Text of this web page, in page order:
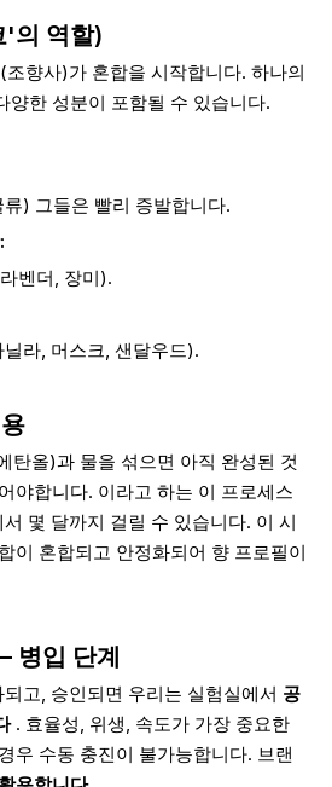
의 역할)
향사)가 혼합을 시작합니다. 하나의
양한 성분이 포함될 수 있습니다.
) 그들은 빨리 증발합니다.
벤더, 장미).
라, 머스크, 샌달우드).
탄올)과 물을 섞으면 아직 완성된 것
야합니다. 이라고 하는 이 프로세스
서 몇 달까지 걸릴 수 있습니다. 이 시
이 혼합되고 안정화되어 향 프로필이
병입 단계
고, 승인되면 우리는 실험실에서 공
. 효율성, 위생, 속도가 가장 중요한
우 수동 충진이 불가능합니다. 브랜